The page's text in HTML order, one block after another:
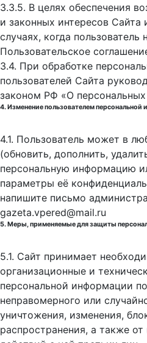
3.3.5. В целях обеспечения
и законных интересов Сайта
случаях, когда пользователь
Пользовательское
3.4. При обработке
пользователей Сайта
законом РФ «О
4. Изменение пользователем персональной
4.1. Пользователь может в
(обновить, дополнить,
персональную информацию
параметры её
напишите письмо
gazeta.vpered@mail.ru
5. Меры, применяемые для защиты
5.1. Сайт принимает
организационные и
персональной информации
неправомерного или
уничтожения, изменения,
распространения, а также